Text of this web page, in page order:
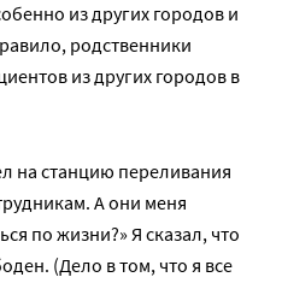
из других городов и
родственники
из других городов в
на станцию переливания
А они меня
по жизни?» Я сказал, что
(Дело в том, что я все